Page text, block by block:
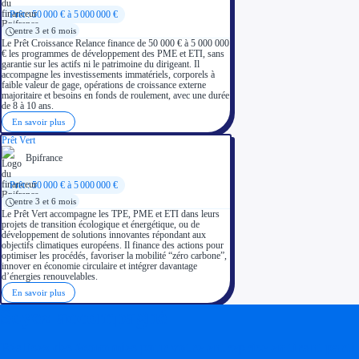
Prêt : 50 000 € à 5 000 000 €
entre 3 et 6 mois
Le Prêt Croissance Relance finance de 50 000 € à 5 000 000
€ les programmes de développement des PME et ETI, sans
garantie sur les actifs ni le patrimoine du dirigeant. Il
accompagne les investissements immatériels, corporels à
faible valeur de gage, opérations de croissance externe
majoritaire et besoins en fonds de roulement, avec une durée
de 8 à 10 ans.
En savoir plus
Prêt Vert
Bpifrance
Prêt : 50 000 € à 5 000 000 €
entre 3 et 6 mois
Le Prêt Vert accompagne les TPE, PME et ETI dans leurs
projets de transition écologique et énergétique, ou de
développement de solutions innovantes répondant aux
objectifs climatiques européens. Il finance des actions pour
optimiser les procédés, favoriser la mobilité “zéro carbone”,
innover en économie circulaire et intégrer davantage
d’énergies renouvelables.
En savoir plus